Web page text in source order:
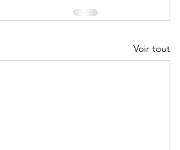
Voir tout